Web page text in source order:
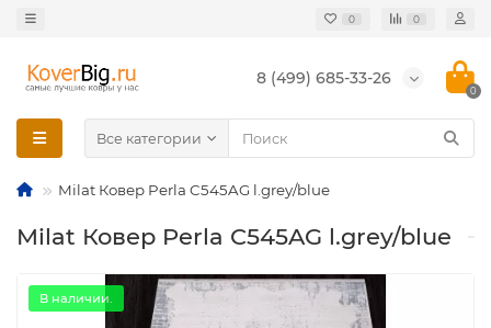
0 0
8 (499) 685-33-26
0
Все категории
Milat Ковер Perla C545AG l.grey/blue
Milat Ковер Perla C545AG l.grey/blue
В наличии.